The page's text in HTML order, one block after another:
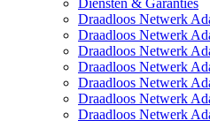
Diensten & Garanties
Draadloos Netwerk
Draadloos Netwerk
Draadloos Netwerk
Draadloos Netwerk
Draadloos Netwerk
Draadloos Netwerk
Draadloos Netwerk